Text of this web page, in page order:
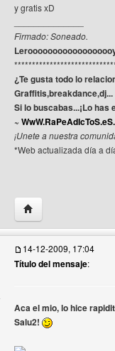
y gratis xD
Firmado: Soneado.
¿Te gusta todo lo
Si lo buscabas...¡Lo has
~
¡Unete a nuestra
*Web actualizada día a
Visitar sitio web del
14-12-2009, 17:04
Título del mensaje:
Aca el mio, lo hice
Salu2!